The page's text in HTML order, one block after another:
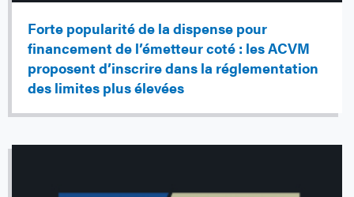
Forte popularité de la dispense pour
financement de l’émetteur coté : les ACVM
proposent d’inscrire dans la réglementation
des limites plus élevées